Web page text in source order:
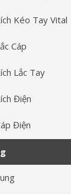
Kéo Tay Vital
Cáp
Lắc Tay
Điện
Điện